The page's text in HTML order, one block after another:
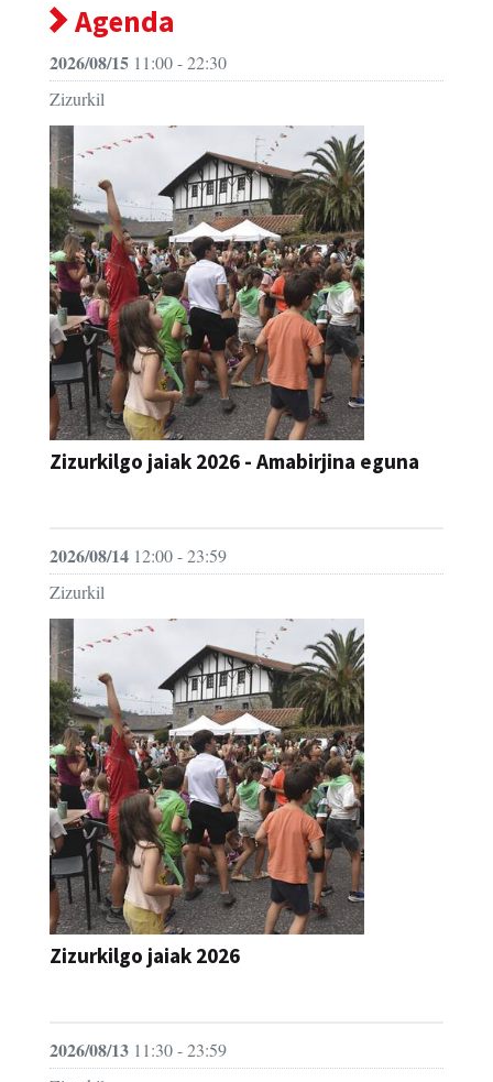
Agenda
2026/08/15 11:00 - 22:30
Zizurkil
Zizurkilgo jaiak 2026 - Amabirjina eguna
2026/08/14 12:00 - 23:59
Zizurkil
Zizurkilgo jaiak 2026
2026/08/13 11:30 - 23:59